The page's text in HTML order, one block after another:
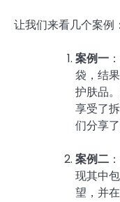
让我们来看几个案例：
案例一
袋，结
护肤品
享受了
们分享
案例二
现其中
望，并